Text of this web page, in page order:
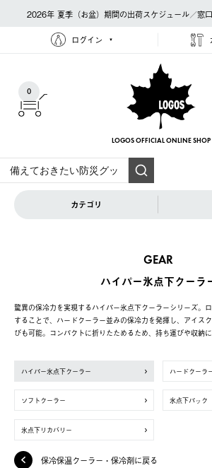
2026年 夏季（お盆）期間の出荷スケジュール／窓
ログイン
0
LOGOS OFFICIAL ONLINE SHOP
カテゴリ
GEAR
ハイパー氷点下クーラ
驚異の保冷力を実現するハイパー氷点下クーラーシリーズ。
することで、ハードクーラー並みの保冷力を発揮し、アイス
びも可能。コンパクトに折りたためるため、持ち運びや収納に
ハイパー氷点下クーラー ハードクーラ
ソフトクーラー 氷点下パック
氷点下リカバリー
保冷保温クーラー・保冷剤に戻る